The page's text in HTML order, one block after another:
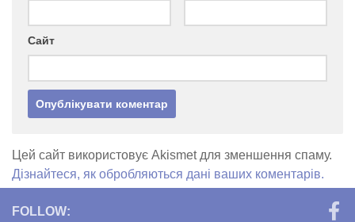
Сайт
Цей сайт використовує Akismet для зменшення спаму.
Дізнайтеся, як обробляються дані ваших коментарів.
FOLLOW: